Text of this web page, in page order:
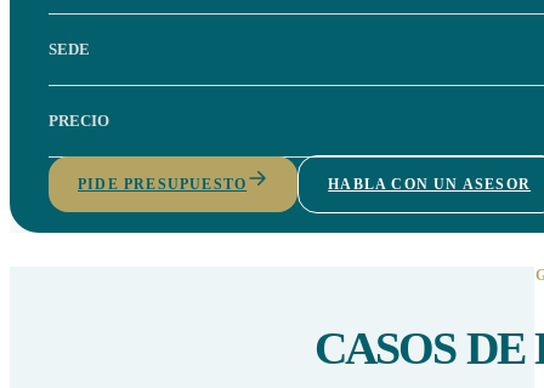
SEDE
PRECIO
PIDE PRESUPUESTO HABLA CON UN ASESOR
CASOS